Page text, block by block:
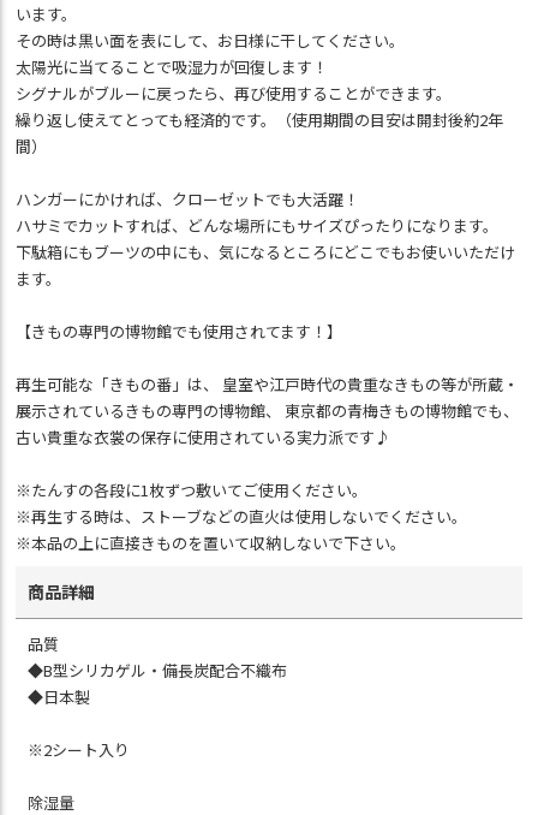
います。
その時は黒い面を表にして、お日様に干してください。
太陽光に当てることで吸湿力が回復します！
シグナルがブルーに戻ったら、再び使用することができます。
繰り返し使えてとっても経済的です。（使用期間の目安は開封後約2年
間）
ハンガーにかければ、クローゼットでも大活躍！
ハサミでカットすれば、どんな場所にもサイズぴったりになります。
下駄箱にもブーツの中にも、気になるところにどこでもお使いいただけ
ます。
【きもの専門の博物館でも使用されてます！】
再生可能な「きもの番」は、 皇室や江戸時代の貴重なきもの等が所蔵・
展示されているきもの専門の博物館、 東京都の青梅きもの博物館でも、
古い貴重な衣裳の保存に使用されている実力派です♪
※たんすの各段に1枚ずつ敷いてご使用ください。
※再生する時は、ストーブなどの直火は使用しないでください。
※本品の上に直接きものを置いて収納しないで下さい。
商品詳細
品質
◆B型シリカゲル・備長炭配合不織布
◆日本製
※2シート入り
除湿量